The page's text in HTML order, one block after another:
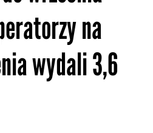
na
wydali 3,6